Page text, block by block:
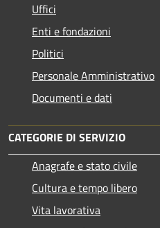
Uffici
Enti e fondazioni
Politici
Personale Amministrativo
Documenti e dati
CATEGORIE DI SERVIZIO
Anagrafe e stato civile
Cultura e tempo libero
Vita lavorativa